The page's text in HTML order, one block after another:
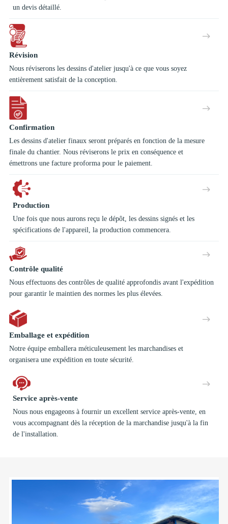
un devis détaillé.
Révision
Nous réviserons les dessins d'atelier jusqu'à ce que vous soyez
entièrement satisfait de la conception.
Confirmation
Les dessins d'atelier finaux seront préparés en fonction de la mesure
finale du chantier. Nous réviserons le prix en conséquence et
émettrons une facture proforma pour le paiement.
Production
Une fois que nous aurons reçu le dépôt, les dessins signés et les
spécifications de l'appareil, la production commencera.
Contrôle qualité
Nous effectuons des contrôles de qualité approfondis avant l'expédition
pour garantir le maintien des normes les plus élevées.
Emballage et expédition
Notre équipe emballera méticuleusement les marchandises et
organisera une expédition en toute sécurité.
Service après-vente
Nous nous engageons à fournir un excellent service après-vente, en
vous accompagnant dès la réception de la marchandise jusqu'à la fin
de l'installation.